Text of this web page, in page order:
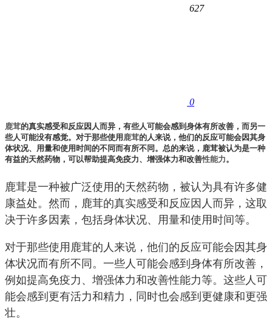
627
0
鹿茸的真实感受和反应因人而异，有些人可能会感到身体有所改善，而另一
些人可能没有感觉。对于那些使用 鹿茸的人来说，他们的反应可能会因其身
体状况、用量和使用时间的不同而有所不同。总的来说，鹿茸被认为是一种
有益的天然药物，可以帮助提高免疫力、增强体力和改善性能力。
鹿茸是一种被广泛使用的天然药物，被认为具有许多健
康益处。然而，鹿茸的真实感受和反应因人而异，这取
决于许多因素，包括身体状况、用量和使用时间等。
对于那些使用鹿茸的人来说，他们的反应可能会因其身
体状况而有所不同。一些人可能会感到身体有所改善，
例如提高免疫力、增强体力和改善性能力等。这些人可
能会感到更有活力和精力，同时也会感到更健康和更强
壮。